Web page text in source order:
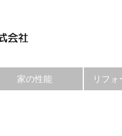
家の性能 リフォ